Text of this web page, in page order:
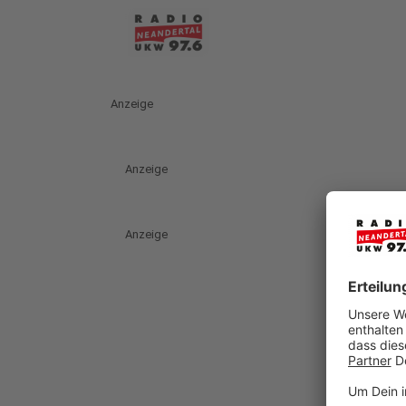
Anzeige
Anzeige
Anzeige